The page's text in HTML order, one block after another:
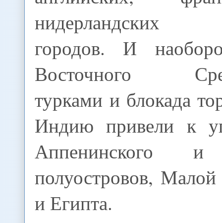
нидерландских
городов. И
Восточного
турками и блокада
Индию привели к
Аппенинского и
полуостровов,
и Египта.